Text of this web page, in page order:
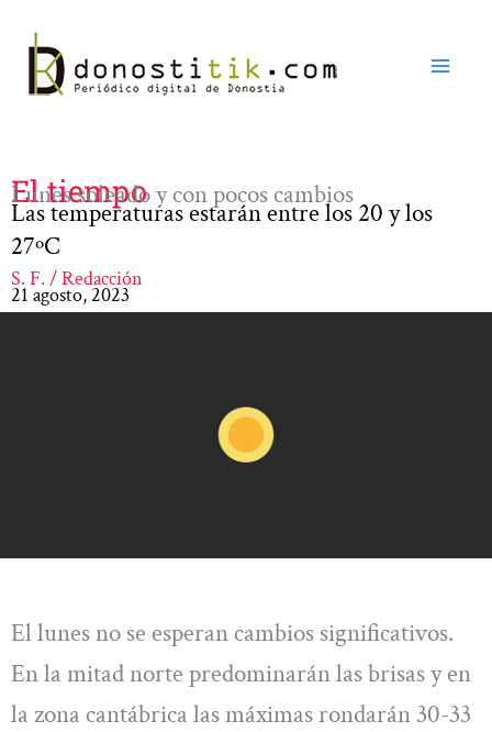
contenido
El tiempo
Lunes soleado y con pocos cambios
Las temperaturas estarán entre los 20 y los
27ºC
S. F. / Redacción
21 agosto, 2023
El lunes no se esperan cambios significativos.
En la mitad norte predominarán las brisas y en
la zona cantábrica las máximas rondarán 30-33